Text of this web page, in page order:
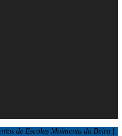
de Escolas Moimenta da Beira |